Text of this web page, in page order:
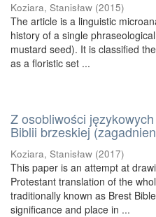
Koziara, Stanisław (2015)
The article is a linguistic
history of a single
mustard seed). It is classified
as a floristic set ...
Z osobliwości
Biblii brzeskiej
Koziara, Stanisław (2017)
This paper is an attempt at
Protestant translation of the
traditionally known as Brest
significance and place in ...